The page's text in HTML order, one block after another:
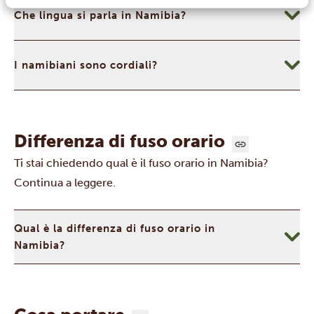
Che lingua si parla in Namibia?
I namibiani sono cordiali?
Differenza di fuso orario
Ti stai chiedendo qual è il fuso orario in Namibia?
Continua a leggere.
Qual è la differenza di fuso orario in
Namibia?